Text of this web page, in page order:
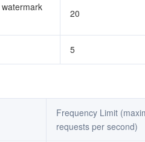
20
5
Frequency Limit
requests per second)